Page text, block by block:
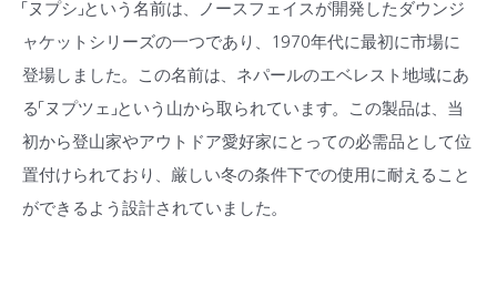
「ヌプシ」という名前は、ノースフェイスが開発したダウンジ
ャケットシリーズの一つであり、1970年代に最初に市場に
登場しました。この名前は、ネパールのエベレスト地域にあ
る「ヌプツェ」という山から取られています。この製品は、当
初から登山家やアウトドア愛好家にとっての必需品として位
置付けられており、厳しい冬の条件下での使用に耐えること
ができるよう設計されていました。